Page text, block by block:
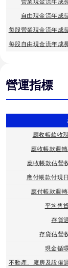
營業現金流年成
自由現金流年成
每股營業現金流年成
每股自由現金流年成
營運指標
應收帳款收
應收帳款週
應收帳款佔營
應付帳款付現
應付帳款週
平均售
存貨
存貨佔營
現金循
不動產、廠房及設備